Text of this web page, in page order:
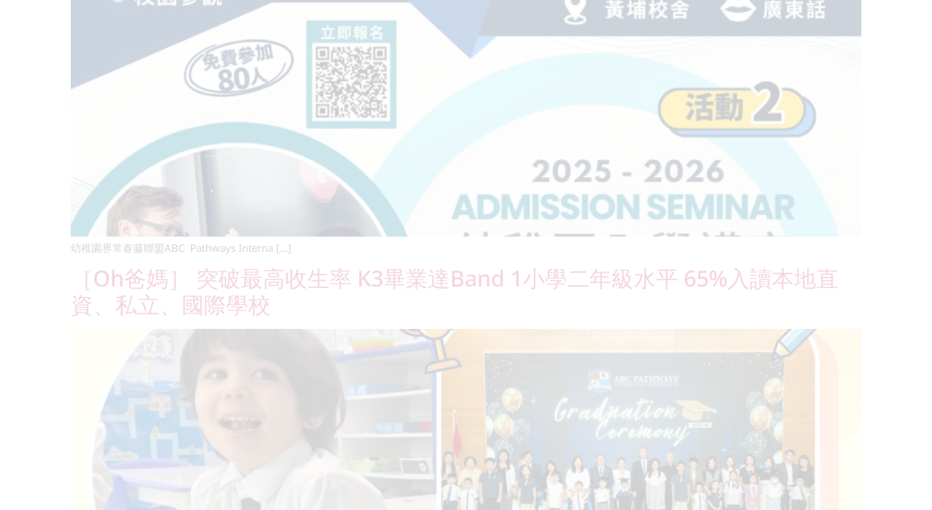
幼稚園界常春藤聯盟ABC Pathways Interna […]
［Oh爸媽］ 突破最高收生率 K3畢業達Band 1小學二年級水平 65%入讀本地直
資、私立、國際學校